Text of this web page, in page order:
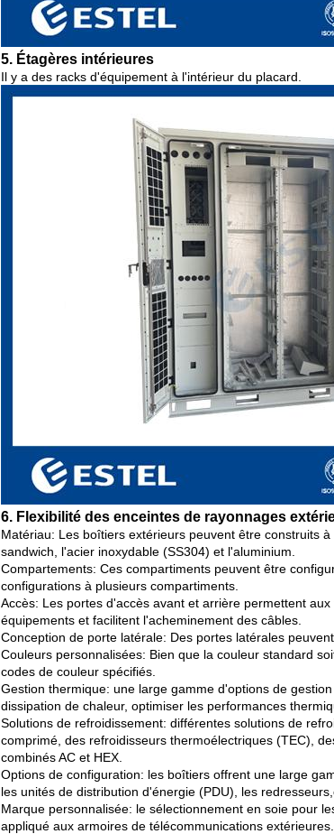
5. Étagères intérieures
Il y a des racks d'équipement à l'intérieur du placard.
6. Flexibilité des enceintes de rayonnages
Matériau: Les boîtiers extérieurs peuvent être construits
sandwich, l'acier inoxydable (SS304) et l'aluminium.
Compartements: Ces compartiments peuvent être
configurations à plusieurs compartiments.
Accès: Les portes d'accès avant et arrière permettent
équipements et facilitent l'acheminement des câbles.
Conception de porte latérale: Des portes latérales
Couleurs personnalisées: Bien que la couleur standard
codes de couleur spécifiés.
Gestion thermique: une large gamme d'options de
dissipation de chaleur, optimiser les performances
Solutions de refroidissement: différentes solutions de
comprimé, des refroidisseurs thermoélectriques (TEC),
combinés AC et HEX.
Options de configuration: les boîtiers offrent une large
les unités de distribution d'énergie (PDU), les
Marque personnalisée: le sélectionnement en soie pour
appliqué aux armoires de télécommunications extérieures.